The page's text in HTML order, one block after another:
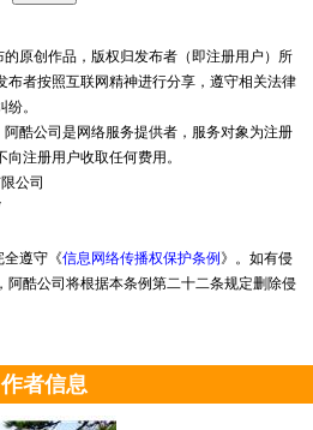
的原创作品，版权归发布者（即注册用户）所
布者按照互联网精神进行分享，遵守相关法律
。
酷公司是网络服务提供者，服务对象为注册
注册用户收取任何费用。
公司
全遵守《信息网络传播权保护条例》。如有侵
阿酷公司将根据本条例第二十二条规定删除侵
作者信息